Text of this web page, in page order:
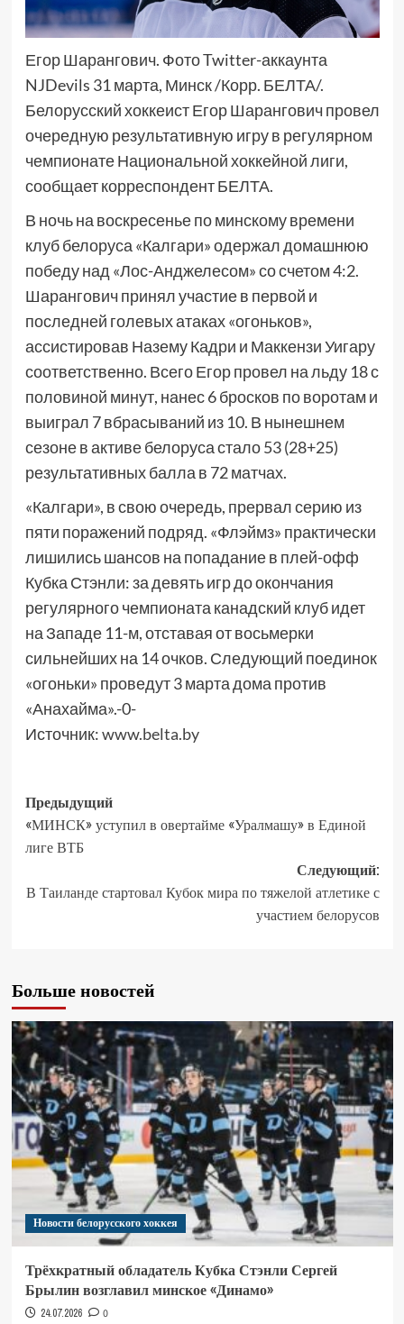
Егор Шарангович. Фото Twitter-аккаунта
NJDevils 31 марта, Минск /Корр. БЕЛТА/.
Белорусский хоккеист Егор Шарангович провел
очередную результативную игру в регулярном
чемпионате Национальной хоккейной лиги,
сообщает корреспондент БЕЛТА.
В ночь на воскресенье по минскому времени
клуб белоруса «Калгари» одержал домашнюю
победу над «Лос-Анджелесом» со счетом 4:2.
Шарангович принял участие в первой и
последней голевых атаках «огоньков»,
ассистировав Назему Кадри и Маккензи Уигару
соответственно. Всего Егор провел на льду 18 с
половиной минут, нанес 6 бросков по воротам и
выиграл 7 вбрасываний из 10. В нынешнем
сезоне в активе белоруса стало 53 (28+25)
результативных балла в 72 матчах.
«Калгари», в свою очередь, прервал серию из
пяти поражений подряд. «Флэймз» практически
лишились шансов на попадание в плей-офф
Кубка Стэнли: за девять игр до окончания
регулярного чемпионата канадский клуб идет
на Западе 11-м, отставая от восьмерки
сильнейших на 14 очков. Следующий поединок
«огоньки» проведут 3 марта дома против
«Анахайма».-0-
Источник:www.belta.by
Предыдущий
«МИНСК» уступил в овертайме «Уралмашу» в Единой
лиге ВТБ
Следующий:
В Таиланде стартовал Кубок мира по тяжелой атлетике с
участием белорусов
Больше новостей
Новости белорусского хоккея
Трёхкратный обладатель Кубка Стэнли Сергей
Брылин возглавил минское «Динамо»
24.07.2026 0